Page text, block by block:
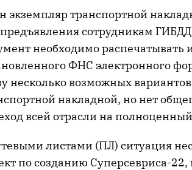
экземпляр транспортной
сотрудникам
необходимо распечатывать
ФНС электронного
несколько возможных
накладной, но нет
всей отрасли на
листами (ПЛ) ситуация
по созданию Суперсевриса-